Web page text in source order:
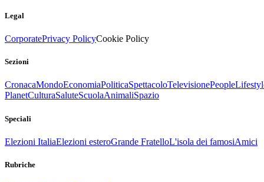
Legal
CorporatePrivacy PolicyCookie Policy
Sezioni
CronacaMondoEconomiaPoliticaSpettacoloTelevisionePeople
PlanetCulturaSaluteScuolaAnimaliSpazio
Speciali
Elezioni ItaliaElezioni esteroGrande FratelloL'isola dei famosiAmici
Rubriche